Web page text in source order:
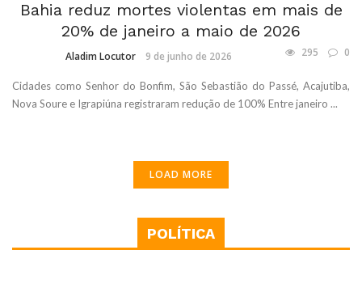
Bahia reduz mortes violentas em mais de
20% de janeiro a maio de 2026
Aladim Locutor 9 de junho de 2026 295 0
Cidades como Senhor do Bonfim, São Sebastião do Passé, Acajutiba,
Nova Soure e Igrapiúna registraram redução de 100% Entre janeiro ...
LOAD MORE
POLÍTICA